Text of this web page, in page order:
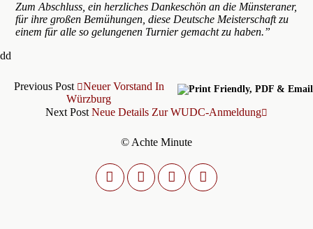
Zum Abschluss, ein herzliches Dankeschön an die Münsteraner,
für ihre großen Bemühungen, diese Deutsche Meisterschaft zu
einem für alle so gelungenen Turnier gemacht zu haben.”
dd
Previous Post
Neuer Vorstand In
Würzburg
Next Post Neue Details Zur WUDC-Anmeldung
© Achte Minute